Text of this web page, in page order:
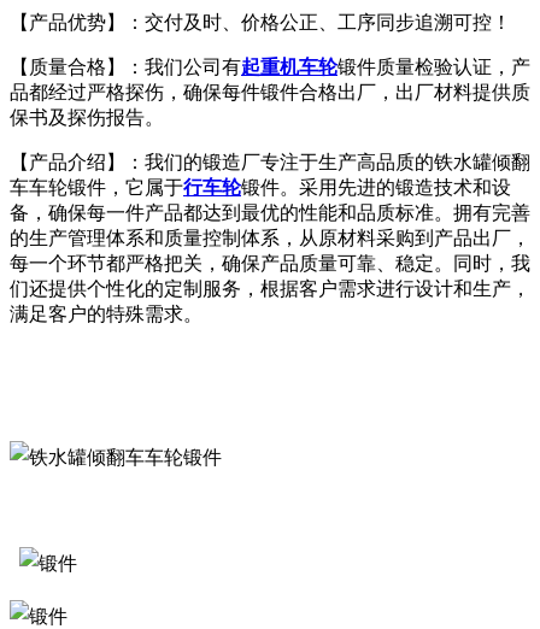
【产品优势】：交付及时、价格公正、工序同步追溯可控！
【质量合格】：我们公司有起重机车轮锻件质量检验认证，产
品都经过严格探伤，确保每件锻件合格出厂，出厂材料提供质
保书及探伤报告。
【产品介绍】：我们的锻造厂专注于生产高品质的铁水罐倾翻
车车轮锻件，它属于行车轮锻件。采用先进的锻造技术和设
备，确保每一件产品都达到最优的性能和品质标准。拥有完善
的生产管理体系和质量控制体系，从原材料采购到产品出厂，
每一个环节都严格把关，确保产品质量可靠、稳定。同时，我
们还提供个性化的定制服务，根据客户需求进行设计和生产，
满足客户的特殊需求。